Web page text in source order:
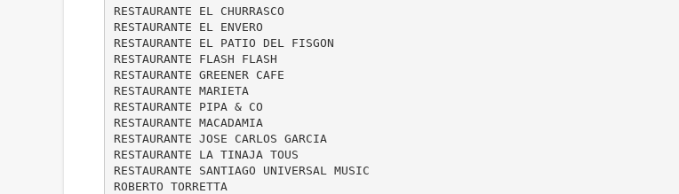
RESTAURANTE EL CHURRASCO
RESTAURANTE EL ENVERO
RESTAURANTE EL PATIO DEL FISGON
RESTAURANTE FLASH FLASH
RESTAURANTE GREENER CAFE
RESTAURANTE MARIETA
RESTAURANTE PIPA & CO
RESTAURANTE MACADAMIA
RESTAURANTE JOSE CARLOS GARCIA
RESTAURANTE LA TINAJA TOUS
RESTAURANTE SANTIAGO UNIVERSAL MUSIC
ROBERTO TORRETTA